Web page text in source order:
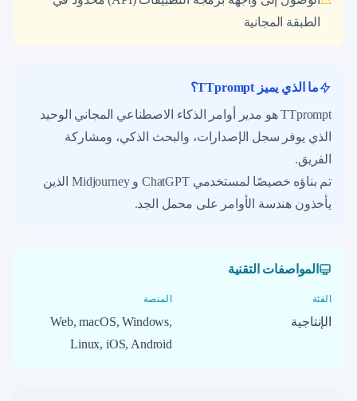
الطبقة المجانية
ما الذي يميز TTprompt؟
TTprompt هو مدير أوامر الذكاء الاصطناعي المجاني الوحيد
الذي يوفر سجل الإصدارات، والبحث الذكي، ومشاركة
الفريق.
تم بناؤه خصيصًا لمستخدمي ChatGPT و Midjourney الذين
يأخذون هندسة الأوامر على محمل الجد.
المواصفات التقنية
الفئة
الإنتاجية
المنصة
Web, macOS, Windows,
Linux, iOS, Android